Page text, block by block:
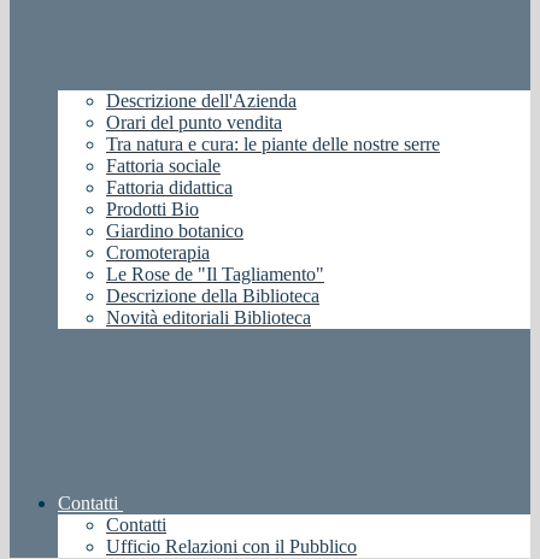
Descrizione dell'Azienda
Orari del punto vendita
Tra natura e cura: le piante delle nostre serre
Fattoria sociale
Fattoria didattica
Prodotti Bio
Giardino botanico
Cromoterapia
Le Rose de "Il Tagliamento"
Descrizione della Biblioteca
Novità editoriali Biblioteca
Contatti
Contatti
Ufficio Relazioni con il Pubblico